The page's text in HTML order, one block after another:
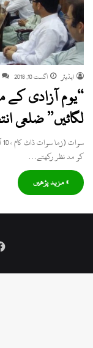
ایڈیٹر اگست 10, 2018
“یوم آزادی
لگائیں” ضلعی
کو مد نظر رکھتے…
» مزید پڑھیں